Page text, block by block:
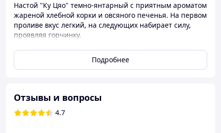
Настой "Ку Цяо" темно-янтарный с приятным ароматом
жареной хлебной корки и овсяного печенья. На первом
проливе вкус легкий, на следующих набирает силу,
проявляя горчинку.
Подробнее
Отзывы и вопросы
4.7